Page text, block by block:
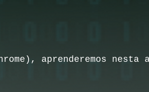
aprenderemos nesta